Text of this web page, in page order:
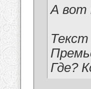
А вот
Текст
Где?